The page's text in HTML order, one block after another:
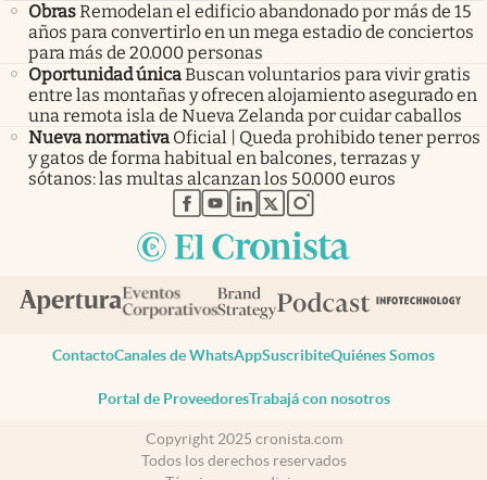
ObrasRemodelan el edificio abandonado por más de 15
años para convertirlo en un mega estadio de conciertos
para más de 20.000 personas
Oportunidad únicaBuscan voluntarios para vivir gratis
entre las montañas y ofrecen alojamiento asegurado en
una remota isla de Nueva Zelanda por cuidar caballos
Nueva normativa Oficial | Queda prohibido tener perros
y gatos de forma habitual en balcones, terrazas y
sótanos: las multas alcanzan los 50.000 euros
abre en nueva pestaña
abre en nueva pestaña
abre en nueva pestaña
abre en nueva pestaña
abre en nueva pestaña
ContactoCanales de WhatsAppSuscribiteQuiénes Somos
Portal de ProveedoresTrabajá con nosotros
Copyright 2025 cronista.com
Todos los derechos reservados